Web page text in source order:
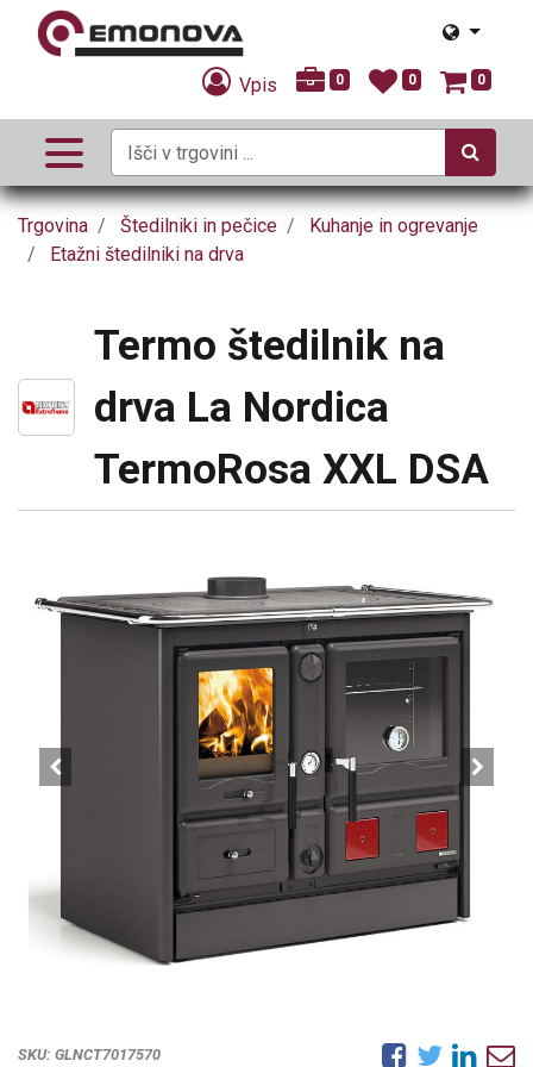
Vpis 0 0 0
Trgovina Štedilniki in pečice
Kuhanje in ogrevanje
Etažni štedilniki na drva
Termo štedilnik na
drva La Nordica
TermoRosa XXL DSA
SKU: GLNCT7017570